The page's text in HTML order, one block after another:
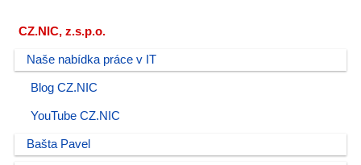
CZ.NIC, z.s.p.o.
Naše nabídka práce v IT
Blog CZ.NIC
YouTube CZ.NIC
Bašta Pavel